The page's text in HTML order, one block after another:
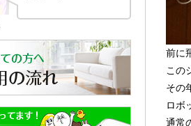
前に
この
その
ロボ
通常